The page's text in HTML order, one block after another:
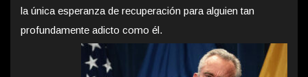
la única esperanza de recuperación para alguien tan
profundamente adicto como él.